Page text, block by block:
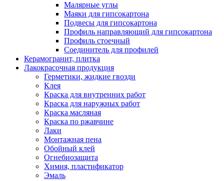
Малярные углы
Маяки для гипсокартона
Подвесы для гипсокартона
Профиль направляющий для гипсокартона
Профиль стоечный
Соединитель для профилей
Керамогранит, плитка
Лакокрасочная продукция
Герметики, жидкие гвозди
Клея
Краска для внутренних работ
Краска для наружных работ
Краска масляная
Краска по ржавчине
Лаки
Монтажная пена
Обойный клей
Огнебиозащита
Химия, пластификатор
Эмаль